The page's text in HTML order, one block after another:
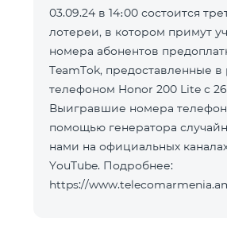
03.09.24 в 14։00 состоится
лотереи, в котором примут
номера абонентов
TeamTok, предоставленные
телефоном Honor 200 Lite с
Выигравшие номера
помощью генератора
нами на официальных
YouTube. Подробнее:
https://